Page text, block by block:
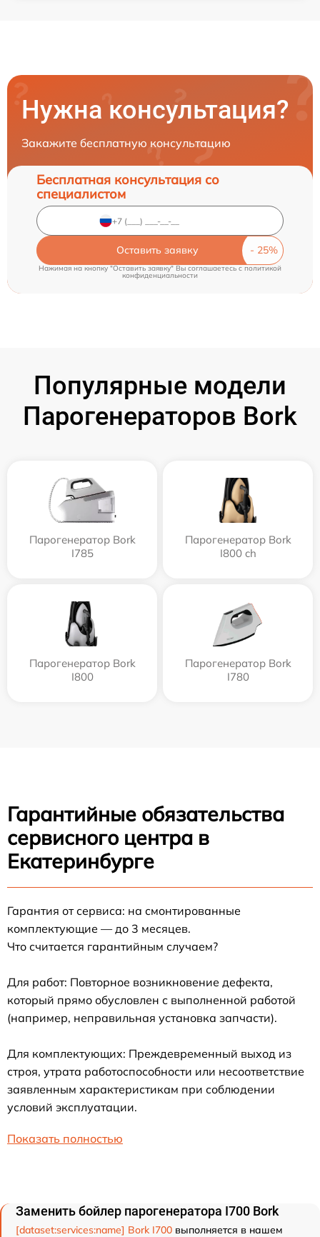
Нужна консультация?
Закажите бесплатную консультацию
Бесплатная консультация со
специалистом
Оставить заявку
Нажимая на кнопку "Оставить заявку" Вы соглашаетесь cполитикой
конфиденциальности
Популярные модели
Парогенераторов Bork
Парогенератор Bork
I785
Парогенератор Bork
I800 ch
Парогенератор Bork
I800
Парогенератор Bork
I780
Гарантийные обязательства
сервисного центра в
Екатеринбурге
Гарантия от сервиса: на смонтированные
комплектующие — до 3 месяцев.
Что считается гарантийным случаем?
Для работ: Повторное возникновение дефекта,
который прямо обусловлен с выполненной работой
(например, неправильная установка запчасти).
Для комплектующих: Преждевременный выход из
строя, утрата работоспособности или несоответствие
заявленным характеристикам при соблюдении
условий эксплуатации.
Показать полностью
Заменить бойлер парогенератора I700 Bork
[dataset:services:name] Bork I700 выполняется в нашем